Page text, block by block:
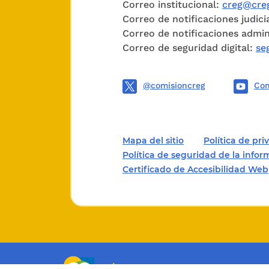
En
mismos
Correo institucional:
Correo de notificaciones
Correo de notificaciones
Correo de seguridad digital:
@comisioncreg
Mapa del sitio Política de
Política de seguridad de la
Certificado de Accesibilidad Web